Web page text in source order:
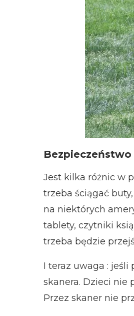
Jest kilka różnic w
trzeba ściągać
na niektórych
tablety, czytniki
trzeba będzie
I teraz uwaga : jeśli
skanera. Dzieci nie
Przez skaner nie